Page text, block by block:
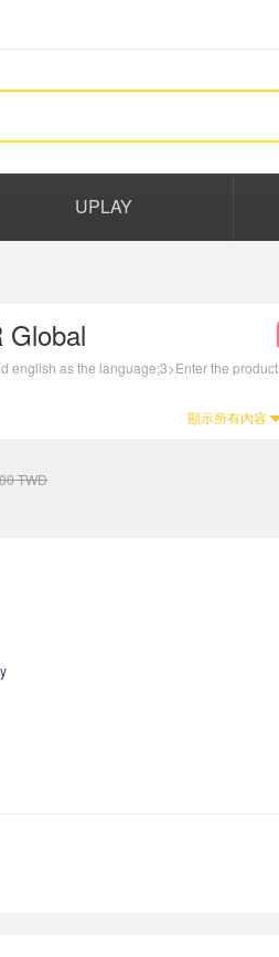
UPLAY
Global
english as the language;3>Enter the product
顯示所有內容
TWD